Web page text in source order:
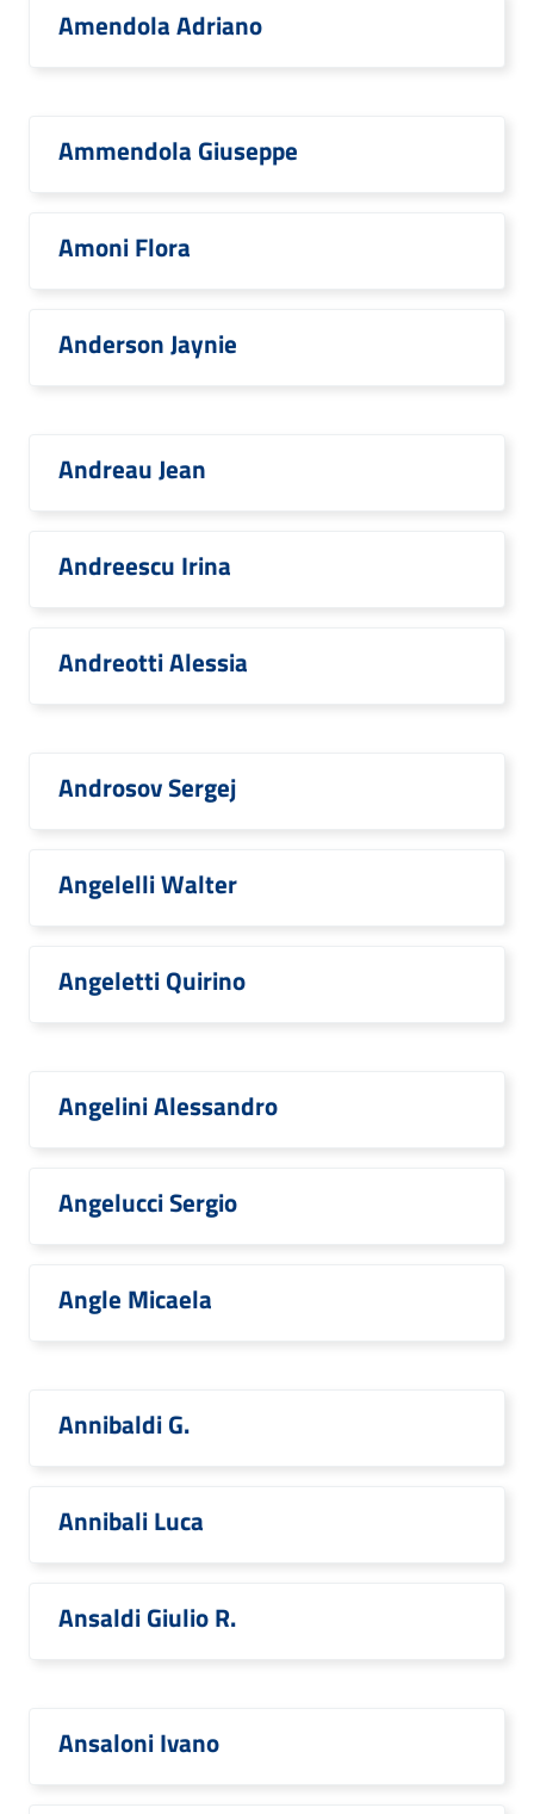
Amendola Adriano
Ammendola Giuseppe
Amoni Flora
Anderson Jaynie
Andreau Jean
Andreescu Irina
Andreotti Alessia
Androsov Sergej
Angelelli Walter
Angeletti Quirino
Angelini Alessandro
Angelucci Sergio
Angle Micaela
Annibaldi G.
Annibali Luca
Ansaldi Giulio R.
Ansaloni Ivano